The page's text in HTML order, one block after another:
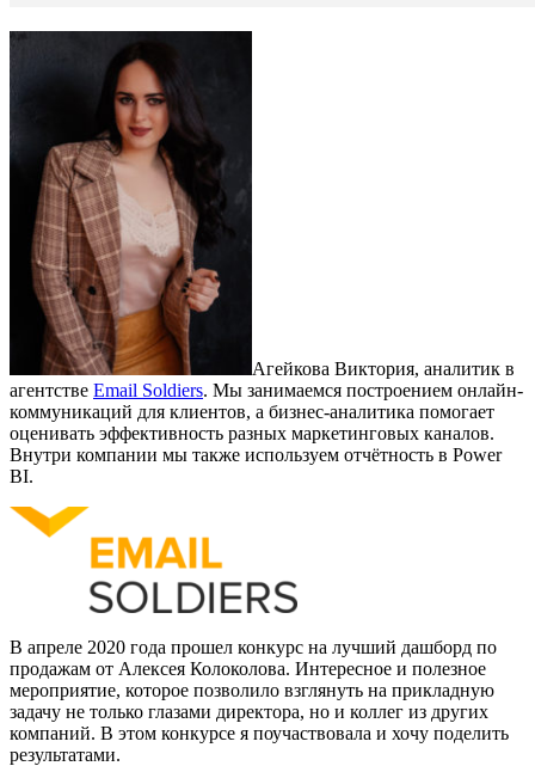
Агейкова Виктория, аналитик в
агентстве Email Soldiers. Мы занимаемся построением онлайн-
коммуникаций для клиентов, а бизнес-аналитика помогает
оценивать эффективность разных маркетинговых каналов.
Внутри компании мы также используем отчётность в Power
BI.
В апреле 2020 года прошел конкурс на лучший дашборд по
продажам от Алексея Колоколова. Интересное и полезное
мероприятие, которое позволило взглянуть на прикладную
задачу не только глазами директора, но и коллег из других
компаний. В этом конкурсе я поучаствовала и хочу поделить
результатами.